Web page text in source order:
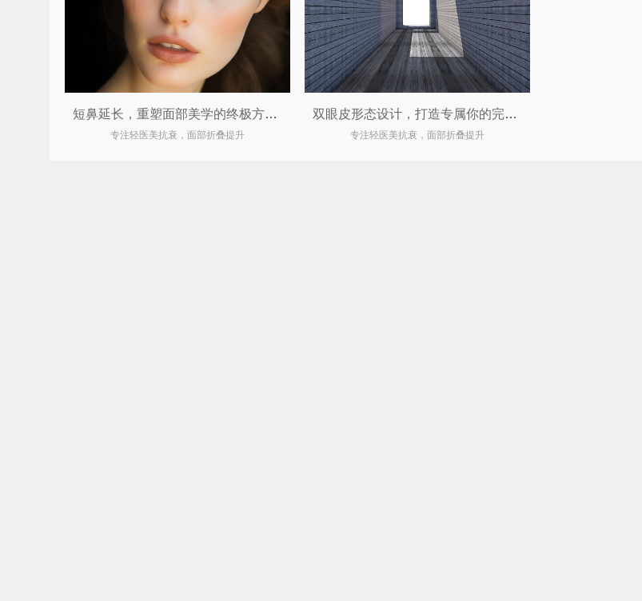
短鼻延长，重塑面部美学的终极方案！
专注轻医美抗衰，面部折叠提升
双眼皮形态设计，打造专属你的完美眼眸
专注轻医美抗衰，面部折叠提升